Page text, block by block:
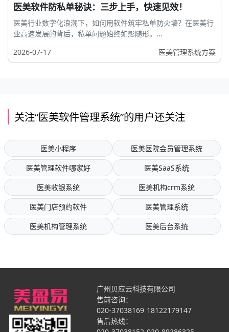
医美软件防私单秘诀：三步上手，快速见效！
医美行业数字化浪潮下，如何用软件筑牢私单防火墙？在医美行
业高速发展的背后，私单问题始终如影随形。...
2026-07-17
医美管理系统方案
关注“医美软件管理系统”的用户还关注
医美小程序
医美医院会员管理系统
医美管理软件哪家好
医美SaaS系统
医美收银系统
医美机构crm系统
医美门店预约软件
医美管理系统
医美机构管理系统
医美后台系统
广州贝应云科技有限公司
售前咨询：
020-37038169 18122179147
售后热线：